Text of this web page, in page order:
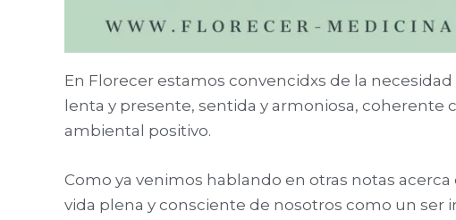
En Florecer estamos convencidxs de la
lenta y presente, sentida y armoniosa, coherente
ambiental positivo.
Como ya venimos hablando en otras notas
vida plena y consciente de nosotros como un ser